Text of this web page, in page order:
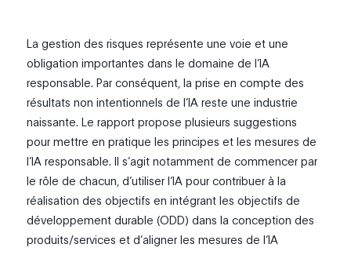
La gestion des risques représente une voie et une
obligation importantes dans le domaine de l’IA
responsable. Par conséquent, la prise en compte des
résultats non intentionnels de l’IA reste une industrie
naissante. Le rapport propose plusieurs suggestions
pour mettre en pratique les principes et les mesures de
l’IA responsable. Il s’agit notamment de commencer par
le rôle de chacun, d’utiliser l’IA pour contribuer à la
réalisation des objectifs en intégrant les objectifs de
développement durable (ODD) dans la conception des
produits/services et d’aligner les mesures de l’IA